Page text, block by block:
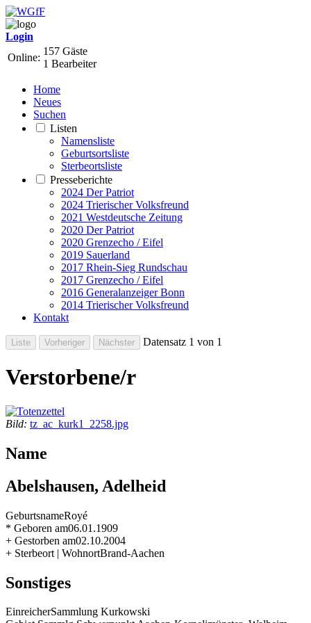
Login
Online:
157 Gäste
1 Bearbeiter
Home
Neues
Suchen
Listen
Namensliste
Geburtsortsliste
Sterbeortsliste
Presseberichte
2024 Der Patriot
2024 Trierischer Volksfreund
2021 Westdeutsche Zeitung
2020 Der Patriot
2020 Grenzecho / Eifel
2019 Sauerland
2017 Rhein-Sieg Rundschau
2017 Grenzecho / Eifel
2016 Generalanzeiger Bonn
2014 Trierischer Volksfreund
Kontakt
Datensatz 1 von 1
Verstorbene/r
Bild: tz_ac_kurk1_2258.jpg
Name
Abelshausen, Adelheid
GeburtsnameRoyé
* Geboren am06.01.1909
+ Gestorben am02.10.2004
+ Sterbeort | WohnortBrand-Aachen
Sonstiges
EinreicherSammlung Kurkowski